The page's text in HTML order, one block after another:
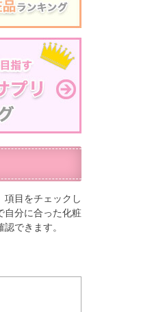
項目をチェックし
自分に合った化粧
できます。